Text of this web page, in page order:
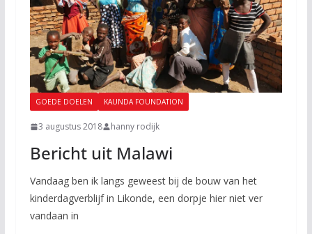
GOEDE DOELEN KAUNDA FOUNDATION
3 augustus 2018 hanny rodijk
Bericht uit Malawi
Vandaag ben ik langs geweest bij de bouw van het
kinderdagverblijf in Likonde, een dorpje hier niet ver
vandaan in